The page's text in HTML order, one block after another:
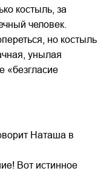
костыль, за
человек.
но костыль
унылая
«безгласие
Наташа в
Вот истинное